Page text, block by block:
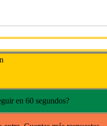
en 60 segundos?